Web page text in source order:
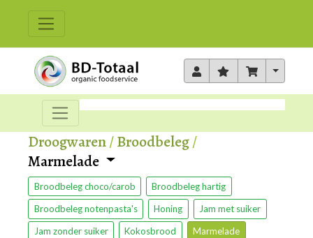
Toggle
Droogwaren/Broodbeleg/
Marmelade
Broodbeleg choco/carob Broodbeleg hartig
Broodbeleg notenpasta's Honing Jam met suiker
Jam zonder suiker Kokosbrood Marmelade